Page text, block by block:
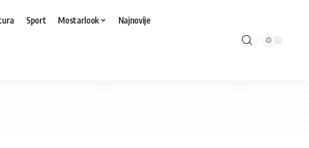
Sport Mostarlook Najnovije